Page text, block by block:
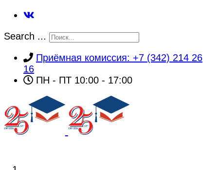
Search ...
Приёмная комиссия: +7 (342) 214 26
16
ПН - ПТ 10:00 - 17:00